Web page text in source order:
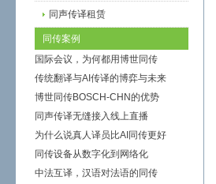
同声传译租赁
同传案例
国际会议，为何都用博世同传
传统翻译与AI传译的博弈与未来
博世同传BOSCH-CHN的优势
同声传译无缝接入线上直播
为什么说真人译员比AI同传更好
同传设备从数字化到网络化
中法互译，汉语对法语的同传